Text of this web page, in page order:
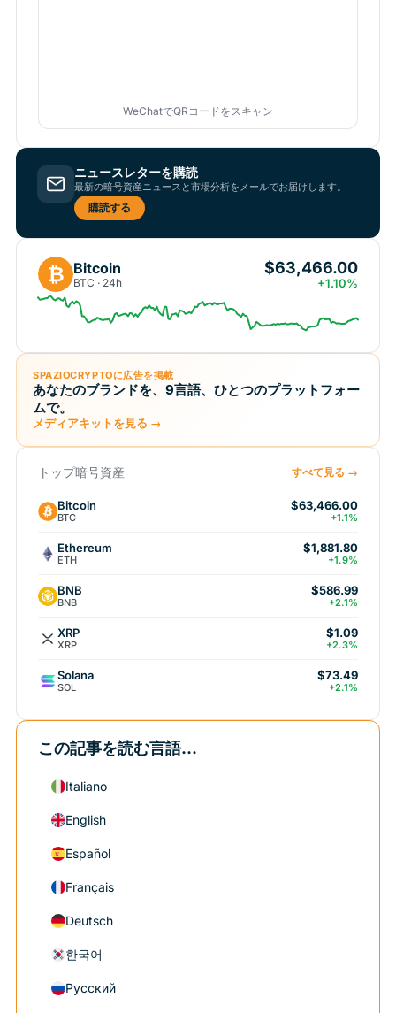
WeChatでQRコードをスキャン
ニュースレターを購読
最新の暗号資産ニュースと市場分析をメールでお届けします。
購読する
₿ Bitcoin
BTC · 24h
$63,466.00
+1.10%
SPAZIOCRYPTOに広告を掲載
あなたのブランドを、9言語、ひとつのプラットフォー
ムで。
メディアキットを見る →
トップ暗号資産 すべて見る →
Bitcoin
BTC
$63,466.00
+1.1%
Ethereum
ETH
$1,881.80
+1.9%
BNB
BNB
$586.99
+2.1%
XRP
XRP
$1.09
+2.3%
Solana
SOL
$73.49
+2.1%
この記事を読む言語...
Italiano
English
Español
Français
Deutsch
한국어
Русский